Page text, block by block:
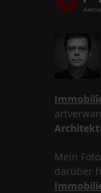
Mein
darüber